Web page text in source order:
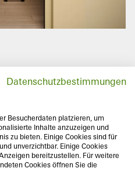
för att
i sin helhet.
doors from the
series boast a
straight contours
Datenschutzbestimmungen
Besucherdaten platzieren, um
Inhalte anzuzeigen und
zu bieten. Einige Cookies sind für
unverzichtbar. Einige Cookies
bereitzustellen. Für weitere
Cookies öffnen Sie die